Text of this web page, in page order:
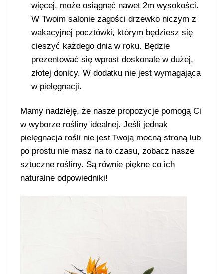
więcej, może osiągnąć nawet 2m wysokości.
W Twoim salonie zagości drzewko niczym z
wakacyjnej pocztówki, którym będziesz się
cieszyć każdego dnia w roku. Będzie
prezentować się wprost doskonale w dużej,
złotej donicy. W dodatku nie jest wymagająca
w pielęgnacji.
Mamy nadzieję, że nasze propozycje pomogą Ci
w wyborze rośliny idealnej. Jeśli jednak
pielęgnacja rośli nie jest Twoją mocną stroną lub
po prostu nie masz na to czasu, zobacz nasze
sztuczne rośliny. Są równie piękne co ich
naturalne odpowiedniki!